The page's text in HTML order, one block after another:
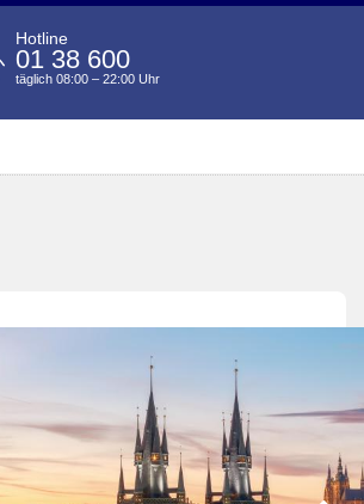
Hotline
01 38 600
täglich 08:00 – 22:00 Uhr